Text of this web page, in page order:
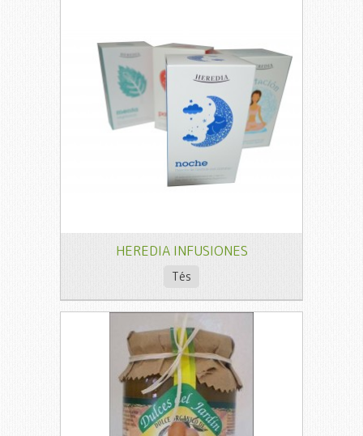
HEREDIA INFUSIONES
Tés